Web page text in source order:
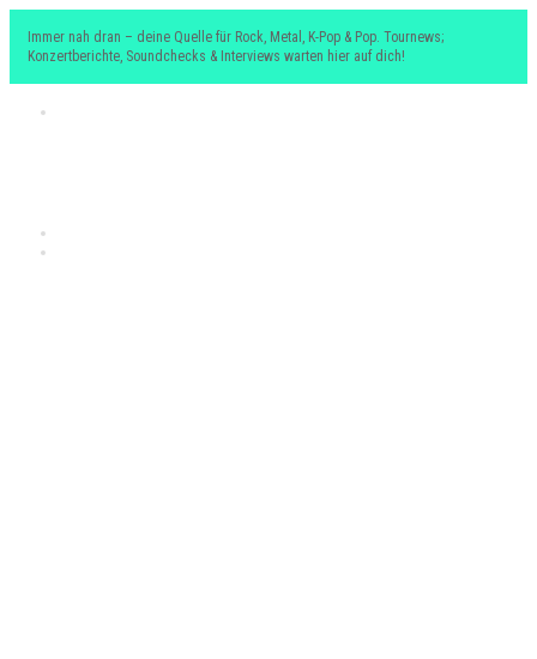
Immer nah dran – deine Quelle für Rock, Metal, K-Pop & Pop. Tournews;
Konzertberichte, Soundchecks & Interviews warten hier auf dich!